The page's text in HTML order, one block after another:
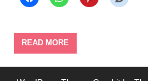
READ MORE